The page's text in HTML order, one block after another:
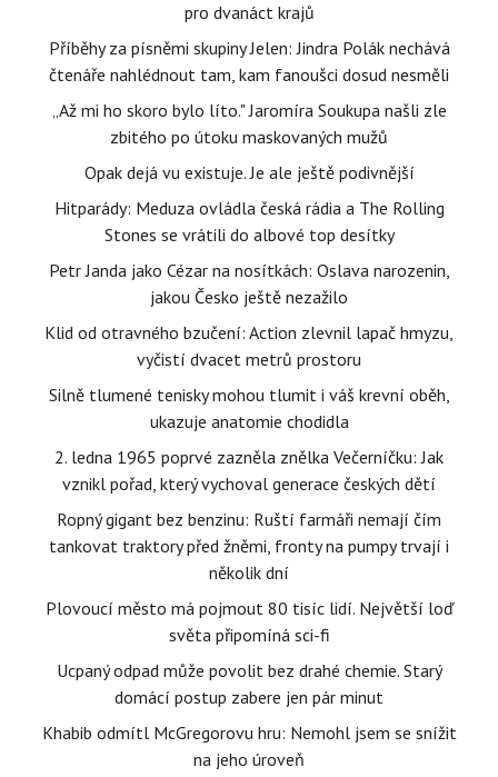
pro dvanáct krajů
Příběhy za písněmi skupiny Jelen: Jindra Polák nechává
čtenáře nahlédnout tam, kam fanoušci dosud nesměli
„Až mi ho skoro bylo líto." Jaromíra Soukupa našli zle
zbitého po útoku maskovaných mužů
Opak dejá vu existuje. Je ale ještě podivnější
Hitparády: Meduza ovládla česká rádia a The Rolling
Stones se vrátili do albové top desítky
Petr Janda jako Cézar na nosítkách: Oslava narozenin,
jakou Česko ještě nezažilo
Klid od otravného bzučení: Action zlevnil lapač hmyzu,
vyčistí dvacet metrů prostoru
Silně tlumené tenisky mohou tlumit i váš krevní oběh,
ukazuje anatomie chodidla
2. ledna 1965 poprvé zazněla znělka Večerníčku: Jak
vznikl pořad, který vychoval generace českých dětí
Ropný gigant bez benzinu: Ruští farmáři nemají čím
tankovat traktory před žněmi, fronty na pumpy trvají i
několik dní
Plovoucí město má pojmout 80 tisíc lidí. Největší loď
světa připomíná sci-fi
Ucpaný odpad může povolit bez drahé chemie. Starý
domácí postup zabere jen pár minut
Khabib odmítl McGregorovu hru: Nemohl jsem se snížit
na jeho úroveň